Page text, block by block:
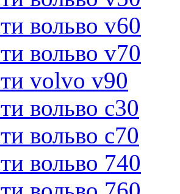
вольво v60
вольво v70
volvo v90
вольво c30
вольво c70
вольво 740